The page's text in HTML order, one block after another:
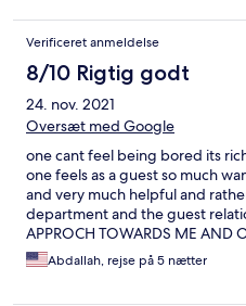
est bien
Verificeret anmeldelse
8/10 Rigtig godt
24. nov. 2021
Oversæt med Google
one cant feel being bored its
one feels as a guest so much
and very much helpful and
department and the guest
APPROCH TOWARDS ME AND
being very much helpful and
grand since this was my third or
Abdallah, rejse på 5 nætter